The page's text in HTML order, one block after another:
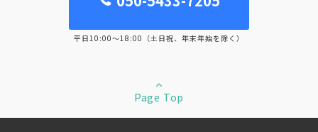
平日10:00～18:00（土日祝、年末年始を除く）
Page Top